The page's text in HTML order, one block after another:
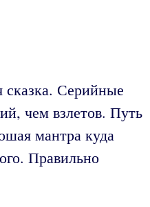
сказка. Серийные
чем взлетов. Путь
мантра куда
Правильно